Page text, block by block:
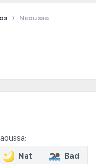
Naoussa
Nat Bad